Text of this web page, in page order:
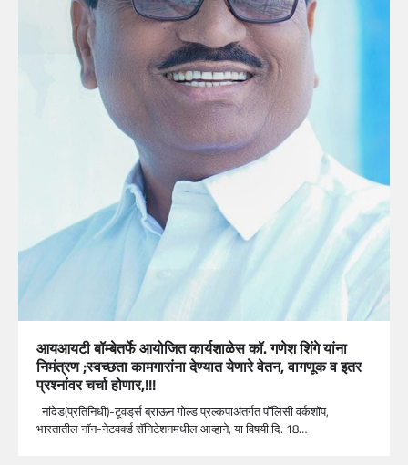
आयआयटी बॉम्बेतर्फे आयोजित कार्यशाळेस कॉ. गणेश शिंगे यांना
निमंत्रण ;स्वच्छता कामगारांना देण्यात येणारे वेतन, वागणूक व इतर
प्रश्नांवर चर्चा होणार,!!!
नांदेड(प्रतिनिधी)-टूवड्‌र्स ब्राऊन गोल्ड प्रल्कपाअंतर्गत पॉलिसी वर्कशॉप,
भारतातील नॉन-नेटवर्क्ड सॅनिटेशनमधील आव्हाने, या विषयी दि. 18…